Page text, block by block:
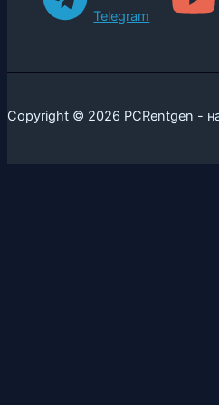
Telegram
Copyright © 2026 PCRentgen -